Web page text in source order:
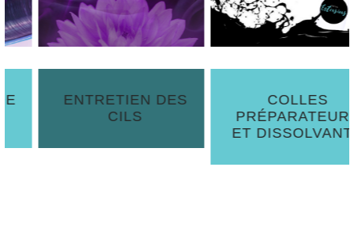
ENTRETIEN DES
CILS
COLLES
PRÉPARATEURS
ET DISSOLVANTS